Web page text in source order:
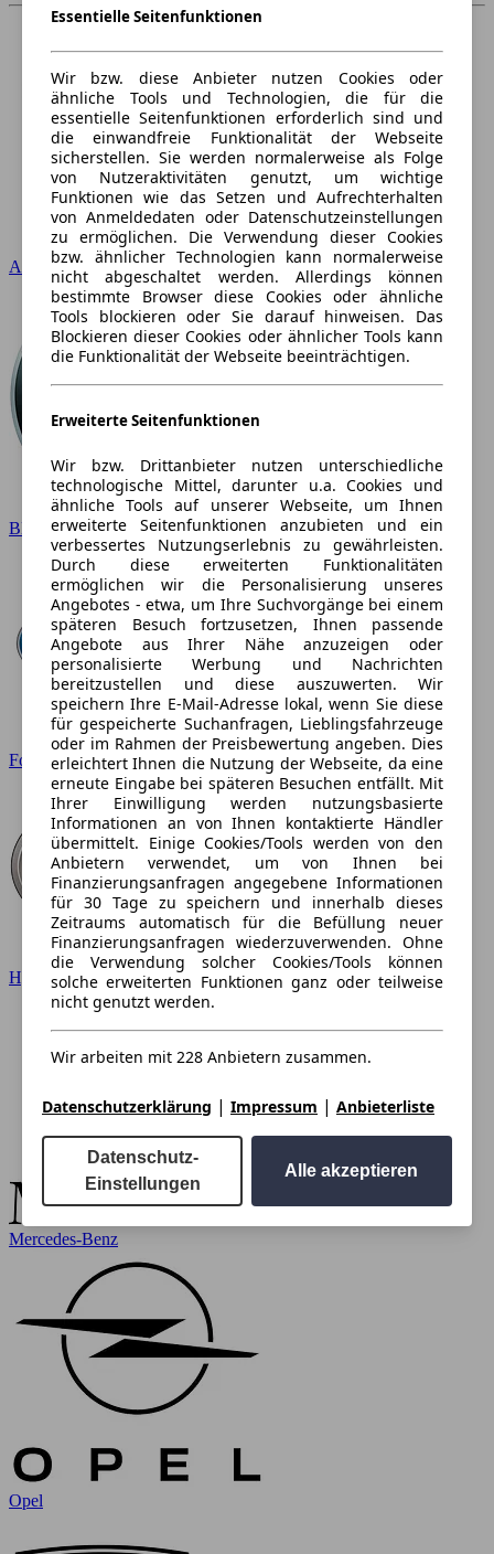
Audi
BMW
Ford
Hyundai
Mercedes-Benz
Opel
Essentielle Seitenfunktionen
Wir bzw. diese Anbieter nutzen Cookies oder
ähnliche Tools und Technologien, die für die
essentielle Seitenfunktionen erforderlich sind und
die einwandfreie Funktionalität der Webseite
sicherstellen. Sie werden normalerweise als Folge
von Nutzeraktivitäten genutzt, um wichtige
Funktionen wie das Setzen und Aufrechterhalten
von Anmeldedaten oder Datenschutzeinstellungen
zu ermöglichen. Die Verwendung dieser Cookies
bzw. ähnlicher Technologien kann normalerweise
nicht abgeschaltet werden. Allerdings können
bestimmte Browser diese Cookies oder ähnliche
Tools blockieren oder Sie darauf hinweisen. Das
Blockieren dieser Cookies oder ähnlicher Tools kann
die Funktionalität der Webseite beeinträchtigen.
Erweiterte Seitenfunktionen
Wir bzw. Drittanbieter nutzen unterschiedliche
technologische Mittel, darunter u.a. Cookies und
ähnliche Tools auf unserer Webseite, um Ihnen
erweiterte Seitenfunktionen anzubieten und ein
verbessertes Nutzungserlebnis zu gewährleisten.
Durch diese erweiterten Funktionalitäten
ermöglichen wir die Personalisierung unseres
Angebotes - etwa, um Ihre Suchvorgänge bei einem
späteren Besuch fortzusetzen, Ihnen passende
Angebote aus Ihrer Nähe anzuzeigen oder
personalisierte Werbung und Nachrichten
bereitzustellen und diese auszuwerten. Wir
speichern Ihre E-Mail-Adresse lokal, wenn Sie diese
für gespeicherte Suchanfragen, Lieblingsfahrzeuge
oder im Rahmen der Preisbewertung angeben. Dies
erleichtert Ihnen die Nutzung der Webseite, da eine
erneute Eingabe bei späteren Besuchen entfällt. Mit
Ihrer Einwilligung werden nutzungsbasierte
Informationen an von Ihnen kontaktierte Händler
übermittelt. Einige Cookies/Tools werden von den
Anbietern verwendet, um von Ihnen bei
Finanzierungsanfragen angegebene Informationen
für 30 Tage zu speichern und innerhalb dieses
Zeitraums automatisch für die Befüllung neuer
Finanzierungsanfragen wiederzuverwenden. Ohne
die Verwendung solcher Cookies/Tools können
solche erweiterten Funktionen ganz oder teilweise
nicht genutzt werden.
Wir arbeiten mit 228 Anbietern zusammen.
Datenschutzerklärung | Impressum | Anbieterliste
Datenschutz-
Einstellungen
Alle akzeptieren